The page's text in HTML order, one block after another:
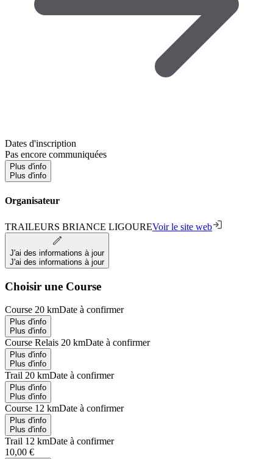
Dates d'inscription
Pas encore communiquées
Plus d'info
Plus d'info
Organisateur
TRAILEURS BRIANCE LIGOUREVoir le site web
J'ai des informations à jour
J'ai des informations à jour
Choisir une Course
Course 20 kmDate à confirmer
Plus d'info
Plus d'info
Course Relais 20 kmDate à confirmer
Plus d'info
Plus d'info
Trail 20 kmDate à confirmer
Plus d'info
Plus d'info
Course 12 kmDate à confirmer
Plus d'info
Plus d'info
Trail 12 kmDate à confirmer
10,00 €